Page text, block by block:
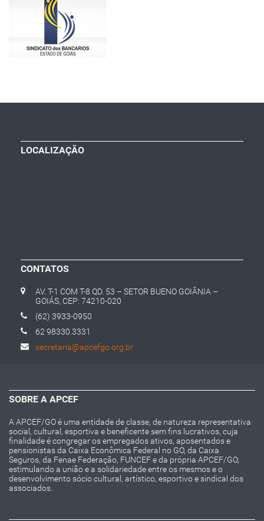
LOCALIZAÇÃO
CONTATOS
AV. T-1 COM T-8 QD. 53 – SETOR BUENO GOIÂNIA –
GOIÁS, CEP: 74210-020
(62) 3933-0950
62 98330.3331
secretaria@apcefgo.org.br
SOBRE A APCEF
A APCEF/GO é uma entidade de classe, de natureza representativa
social, cultural, esportiva e beneficente sem fins lucrativos, cuja
finalidade é congregar os empregados ativos, aposentados e
pensionistas da Caixa Econômica Federal no GO, da Caixa
Seguros, da Fenae Federação, FUNCEF e da própria APCEF/GO,
estimulando a união e a solidariedade entre os mesmos e o
desenvolvimento sócio cultural, artístico, esportivo e sindical dos
associados.